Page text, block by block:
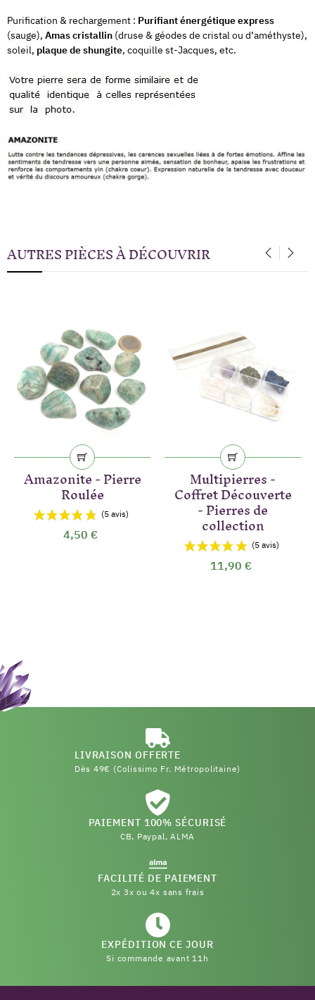
Purification & rechargement : Purifiant énergétique express
(sauge), Amas cristallin (druse & géodes de cristal ou d’améthyste),
soleil, plaque de shungite, coquille st-Jacques, etc.
AUTRES PIÈCES À DÉCOUVRIR
Amazonite - Pierre
Roulée
4,50 €
Multipierres -
Coffret Découverte
- Pierres de
collection
11,90 €
LIVRAISON OFFERTE
Dès 49€ (Colissimo Fr. Métropolitaine)
PAIEMENT 100% SÉCURISÉ
CB, Paypal, ALMA
FACILITÉ DE PAIEMENT
2x 3x ou 4x sans frais
EXPÉDITION CE JOUR
Si commande avant 11h